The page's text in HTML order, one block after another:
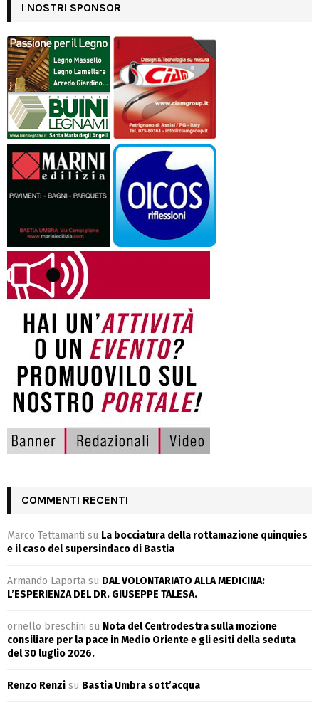
I NOSTRI SPONSOR
COMMENTI RECENTI
Marco Tettamanti su La bocciatura della rottamazione quinquies
e il caso del supersindaco di Bastia
Armando Laporta su DAL VOLONTARIATO ALLA MEDICINA:
L’ESPERIENZA DEL DR. GIUSEPPE TALESA.
ornello breschini su Nota del Centrodestra sulla mozione
consiliare per la pace in Medio Oriente e gli esiti della seduta
del 30 luglio 2026.
Renzo Renzi su Bastia Umbra sott’acqua